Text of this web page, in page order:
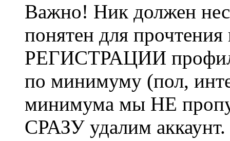
Важно! Ник должен
понятен для
РЕГИСТРАЦИИ профиль
по минимуму (пол,
минимума мы НЕ
СРАЗУ удалим